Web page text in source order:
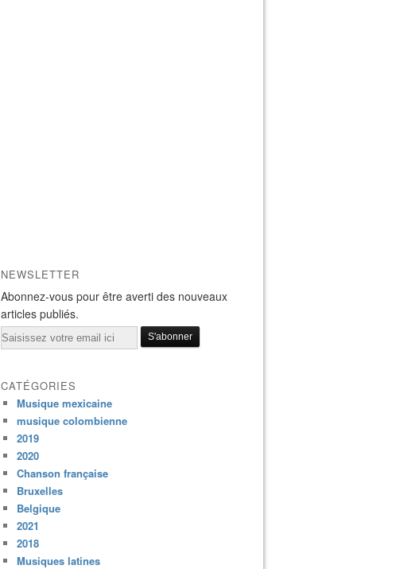
NEWSLETTER
Abonnez-vous pour être averti des nouveaux
articles publiés.
Email
CATÉGORIES
Musique mexicaine
musique colombienne
2019
2020
Chanson française
Bruxelles
Belgique
2021
2018
Musiques latines